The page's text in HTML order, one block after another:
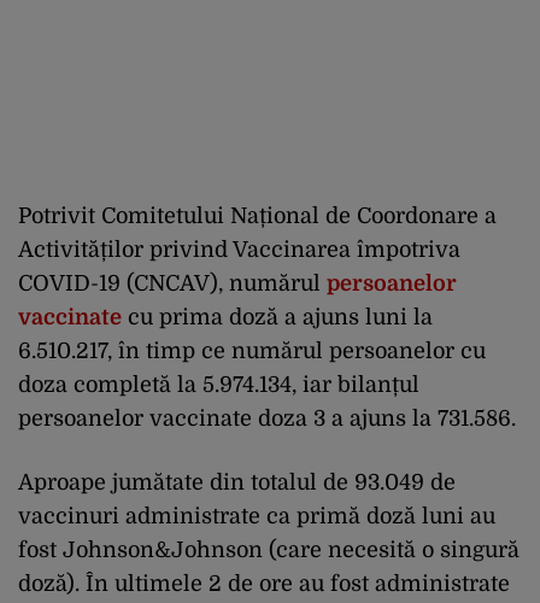
Potrivit Comitetului Național de Coordonare a
Activităților privind Vaccinarea împotriva
COVID-19 (CNCAV), numărul persoanelor
vaccinate cu prima doză a ajuns luni la
6.510.217, în timp ce numărul persoanelor cu
doza completă la 5.974.134, iar bilanțul
persoanelor vaccinate doza 3 a ajuns la 731.586.
Aproape jumătate din totalul de 93.049 de
vaccinuri administrate ca primă doză luni au
fost Johnson&Johnson (care necesită o singură
doză). În ultimele 2 de ore au fost administrate